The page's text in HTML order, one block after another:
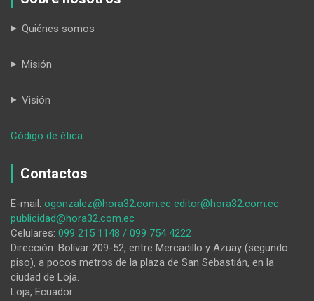
Quiénes somos
Misión
Visión
Código de ética
democracia:
libertad
de
nuestro
tiempo
Contactos
E-mail: ogonzalez@hora32.com.ec editor@hora32.com.ec
publicidad@hora32.com.ec
Celulares: 099 215 1148 / 099 754 4222
Dirección: Bolívar 209-52, entre Mercadillo y Azuay (segundo
piso), a pocos metros de la plaza de San Sebastián, en la
ciudad de Loja.
Loja, Ecuador